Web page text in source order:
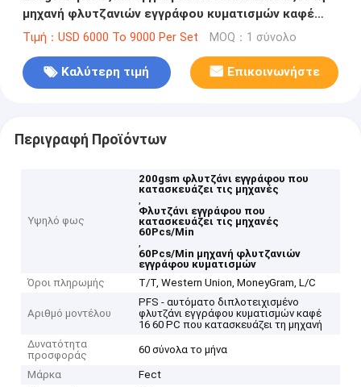
μηχανή φλυτζανιών εγγράφου κυματισμών καφέ
μηχανών 60Pcs/Min
Τιμή：USD 6000 To 9000 Per Set MOQ：1 σύνολο
Καλύτερη τιμή Επικοινωνήστε
Περιγραφή Προϊόντων
Υψηλό φως
200gsm φλυτζάνι εγγράφου που
κατασκευάζει τις μηχανές
,
Φλυτζάνι εγγράφου που
κατασκευάζει τις μηχανές
60Pcs/Min
,
60Pcs/Min μηχανή φλυτζανιών
εγγράφου κυματισμών
Όροι πληρωμής
T/T, Western Union, MoneyGram, L/C
Αριθμό μοντέλου
PFS - αυτόματο διπλοτειχισμένο
φλυτζάνι εγγράφου κυματισμών καφέ
16 60 PC που κατασκευάζει τη μηχανή
Δυνατότητα
προσφοράς
60 σύνολα το μήνα
Μάρκα
Fect